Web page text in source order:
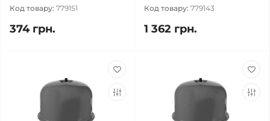
Код товару: 779151
374 грн.
Код товару: 779143
1 362 грн.